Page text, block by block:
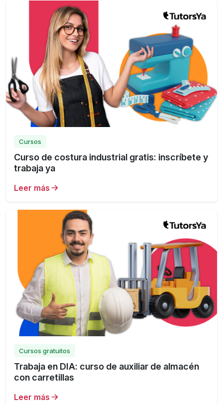
Cursos
Curso de costura industrial gratis: inscríbete y
trabaja ya
Leer más
Cursos gratuitos
Trabaja en DIA: curso de auxiliar de almacén
con carretillas
Leer más